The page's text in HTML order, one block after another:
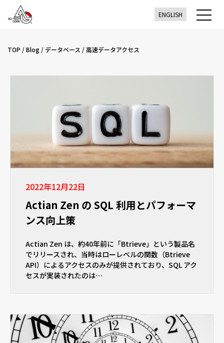
ENGLISH
TOP /Blog / データベース /高速データアクセス
2022年12月22日
Actian Zen の SQL 利用とパフォーマ
ンス向上策
Actian Zen は、約40年前に「Btrieve」という製品名
でリリースされ、当時はローレベルの関数（Btrieve
API）によるアクセスのみが提供されており、SQL アク
セスが実装されたのは…